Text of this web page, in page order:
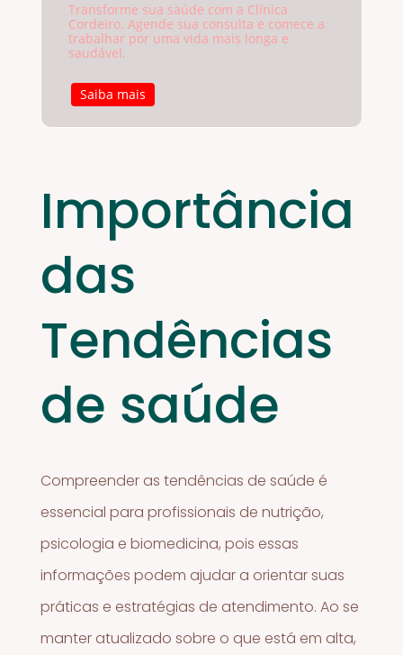
Transforme sua saúde com a Clínica
Cordeiro. Agende sua consulta e comece a
trabalhar por uma vida mais longa e
saudável.
Saiba mais
Importância
das
Tendências
de saúde
Compreender as tendências de saúde é
essencial para profissionais de nutrição,
psicologia e biomedicina, pois essas
informações podem ajudar a orientar suas
práticas e estratégias de atendimento. Ao se
manter atualizado sobre o que está em alta,